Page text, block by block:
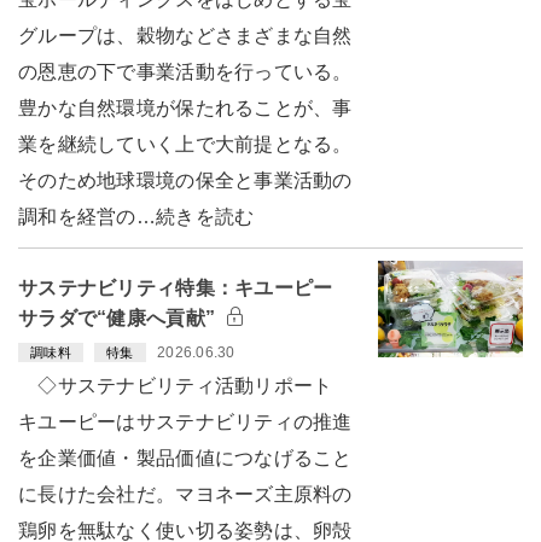
グループは、穀物などさまざまな自然
の恩恵の下で事業活動を行っている。
豊かな自然環境が保たれることが、事
業を継続していく上で大前提となる。
そのため地球環境の保全と事業活動の
調和を経営の…続きを読む
サステナビリティ特集：キユーピー
サラダで“健康へ貢献”
調味料 特集 2026.06.30
◇サステナビリティ活動リポート
キユーピーはサステナビリティの推進
を企業価値・製品価値につなげること
に長けた会社だ。マヨネーズ主原料の
鶏卵を無駄なく使い切る姿勢は、卵殻